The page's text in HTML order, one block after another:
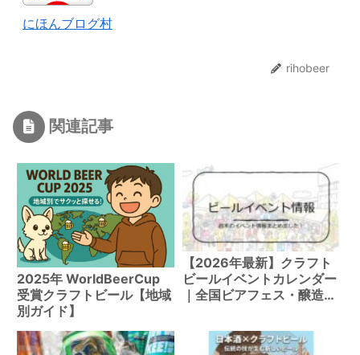
にほんブログ村
rihobeer
関連記事
2025年 WorldBeerCup
受賞クラフトビール【地域
別ガイド】
【2026年最新】クラフト
ビールイベントカレンダー
｜全国ビアフェス・醸造所